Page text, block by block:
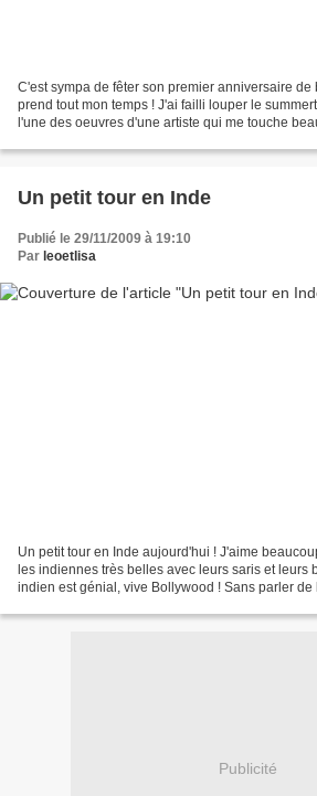
C'est sympa de fêter son premier anniversaire de
prend tout mon temps ! J'ai failli louper le
l'une des oeuvres d'une artiste qui me touche
Un petit tour en Inde
Publié le 29/11/2009 à 19:10
Par leoetlisa
Un petit tour en Inde aujourd'hui ! J'aime
les indiennes très belles avec leurs saris et leurs
indien est génial, vive Bollywood ! Sans parler de
Publicité